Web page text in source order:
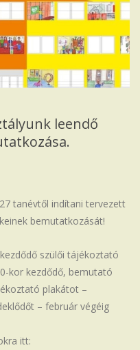
leendő
tanévtől indítani tervezett
bemutatkozását!
szülői tájékoztató
kor kezdődő, bemutató
plakátot –
– február végéig
itt: